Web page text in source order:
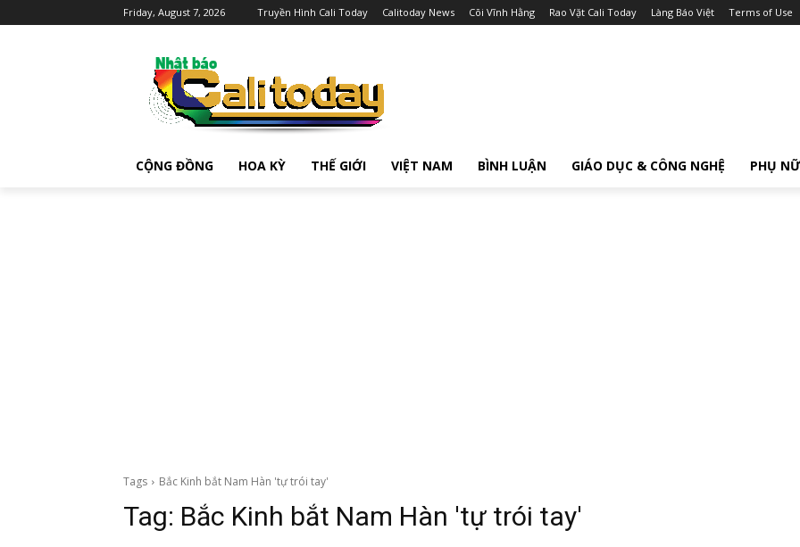
Friday, August 7, 2026 Truyền Hình Cali Today Calitoday News Cõi Vĩnh Hằng Rao Vặt Cali Today Làng Báo Việt Terms of Use
CỘNG ĐỒNG HOA KỲ THẾ GIỚI VIỆT NAM BÌNH LUẬN GIÁO DỤC & CÔNG NGHỆ PHỤ NỮ
Tags Bắc Kinh bắt Nam Hàn 'tự trói tay'
Tag: Bắc Kinh bắt Nam Hàn 'tự trói tay'